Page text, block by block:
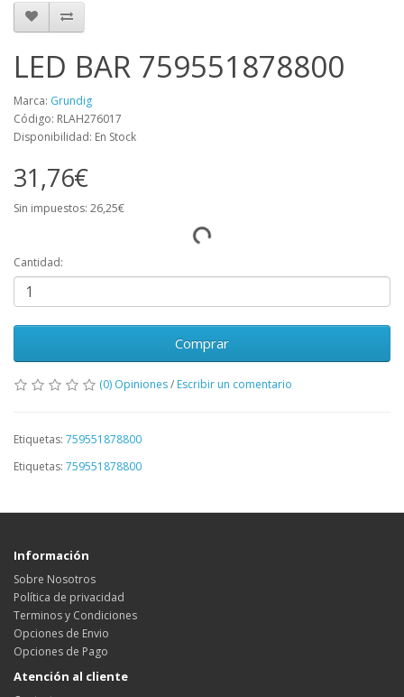
LED BAR 759551878800
Marca: Grundig
Código: RLAH276017
Disponibilidad: En Stock
31,76€
Sin impuestos: 26,25€
Cantidad:
Comprar
(0) Opiniones/ Escribir un comentario
Etiquetas: 759551878800
Etiquetas: 759551878800
Información
Sobre Nosotros
Política de privacidad
Terminos y Condiciones
Opciones de Envio
Opciones de Pago
Atención al cliente